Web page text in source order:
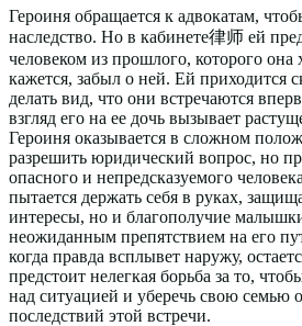
Героиня обращается к адвокатам,
наследство. Но в кабинете律师 ей
человеком из прошлого, которого
кажется, забыл о ней. Ей приходится
делать вид, что они встречаются
взгляд его на ее дочь вызывает
Героиня оказывается в сложном
разрешить юридический вопрос, но
опасного и непредсказуемого
пытается держать себя в руках,
интересы, но и благополучие
неожиданным препятствием на его
когда правда всплывет наружу,
предстоит нелегкая борьба за то,
над ситуацией и уберечь свою семью
последствий этой встречи.